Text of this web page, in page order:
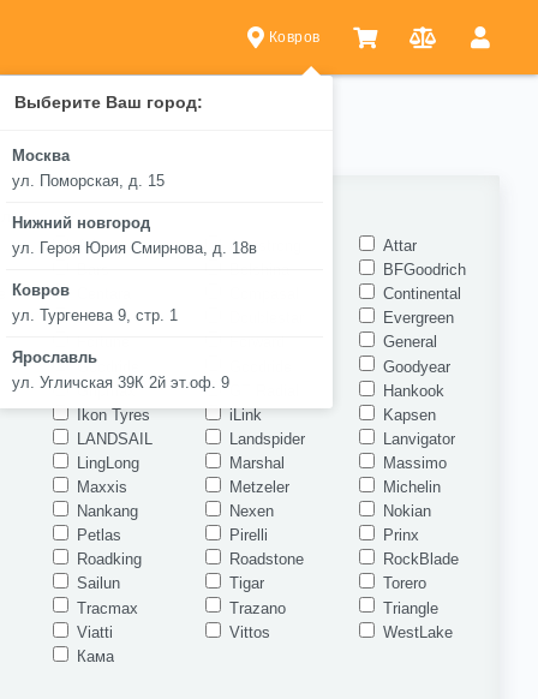
Ковров
Выберите Ваш город:
Москва
ул. Поморская, д. 15
Нижний новгород
ул. Героя Юрия Смирнова, д. 18в
Ковров
ул. Тургенева 9, стр. 1
Ярославль
ул. Угличская 39К 2й эт.оф. 9
Arivo Armstrong
Attar
BFGoodrich
Continental
Delinte
Evergreen
General
Goodride
Goodyear
Gripmax
Hankook
Ikon Tyres
iLink
Kapsen
LANDSAIL
Landspider
Lanvigator
LingLong
Marshal
Massimo
Maxxis
Metzeler
Michelin
Nankang
Nexen
Nokian
Petlas
Pirelli
Prinx
Roadking
Roadstone
RockBlade
Sailun
Tigar
Torero
Tracmax
Trazano
Triangle
Viatti
Vittos
WestLake
Кама